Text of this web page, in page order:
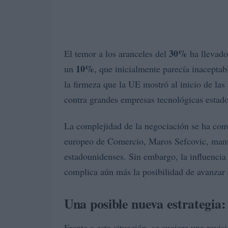
El temor a los aranceles del 30% ha
un 10%, que inicialmente parecía
la firmeza que la UE mostró al inicio de las
contra grandes empresas tecnológicas
La complejidad de la negociación se ha
europeo de Comercio, Maros Sefcovic,
estadounidenses. Sin embargo, la
complica aún más la posibilidad de
Una posible nueva